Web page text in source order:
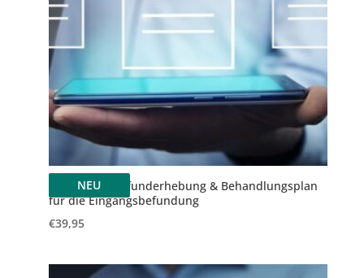
NEU
Anamnese, Befunderhebung & Behandlungsplan
für die Eingangsbefundung
€39,95